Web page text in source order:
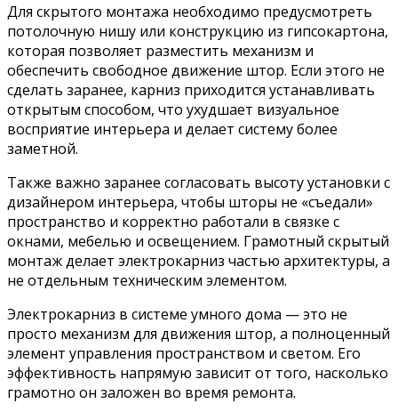
Для скрытого монтажа необходимо предусмотреть
потолочную нишу или конструкцию из гипсокартона,
которая позволяет разместить механизм и
обеспечить свободное движение штор. Если этого не
сделать заранее, карниз приходится устанавливать
открытым способом, что ухудшает визуальное
восприятие интерьера и делает систему более
заметной.
Также важно заранее согласовать высоту установки с
дизайнером интерьера, чтобы шторы не «съедали»
пространство и корректно работали в связке с
окнами, мебелью и освещением. Грамотный скрытый
монтаж делает электрокарниз частью архитектуры, а
не отдельным техническим элементом.
Электрокарниз в системе умного дома — это не
просто механизм для движения штор, а полноценный
элемент управления пространством и светом. Его
эффективность напрямую зависит от того, насколько
грамотно он заложен во время ремонта.